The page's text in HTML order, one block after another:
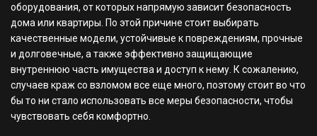
оборудования, от которых напрямую зависит безопасность
дома или квартиры. По этой причине стоит выбирать
качественные модели, устойчивые к повреждениям, прочные
и долговечные, а также эффективно защищающие
внутреннюю часть имущества и доступ к нему. К сожалению,
случаев краж со взломом все еще много, поэтому стоит во что
бы то ни стало использовать все меры безопасности, чтобы
чувствовать себя комфортно.